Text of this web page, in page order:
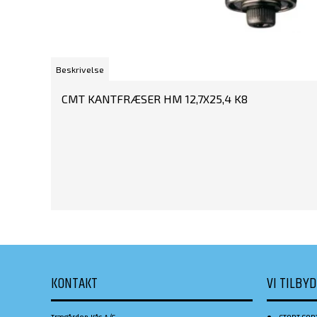
Beskrivelse
CMT KANTFRÆSER HM 12,7X25,4 K8
KONTAKT VI